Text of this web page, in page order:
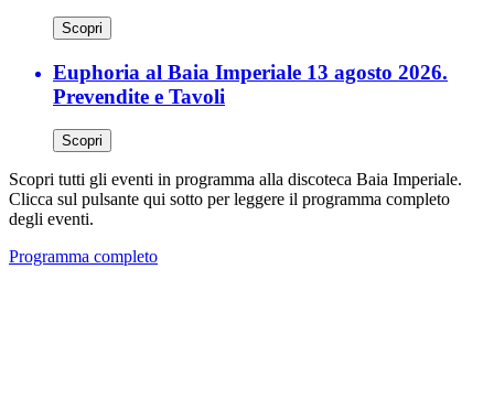
Scopri
Euphoria al Baia Imperiale 13 agosto 2026.
Prevendite e Tavoli
Scopri
Scopri tutti gli eventi in programma alla discoteca Baia Imperiale.
Clicca sul pulsante qui sotto per leggere il programma completo
degli eventi.
Programma completo